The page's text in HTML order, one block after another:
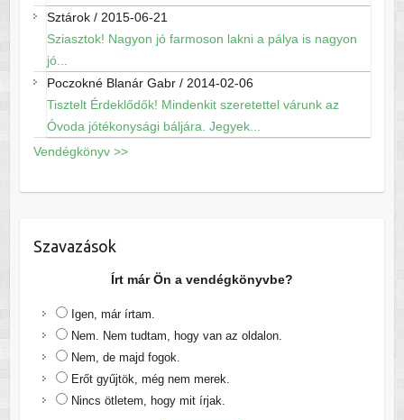
Sztárok/ 2015-06-21
Sziasztok! Nagyon jó farmoson lakni a pálya is nagyon
jó...
Poczokné Blanár Gabr/ 2014-02-06
Tisztelt Érdeklődők! Mindenkit szeretettel várunk az
Óvoda jótékonysági báljára. Jegyek...
Vendégkönyv >>
Szavazások
Írt már Ön a vendégkönyvbe?
Igen, már írtam.
Nem. Nem tudtam, hogy van az oldalon.
Nem, de majd fogok.
Erőt gyűjtök, még nem merek.
Nincs ötletem, hogy mit írjak.